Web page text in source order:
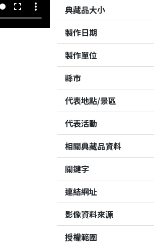
fullscreen more_vert 典藏品大小
製作日期
製作單位
縣市
代表地點/景區
代表活動
相關典藏品資料
關鍵字
連結網址
影像資料來源
授權範圍